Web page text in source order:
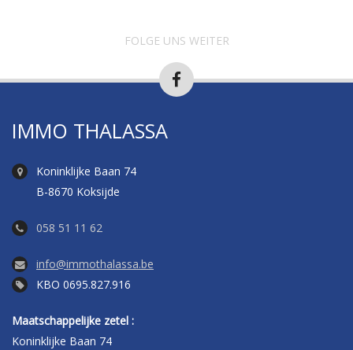
FOLGE UNS WEITER
IMMO THALASSA
Koninklijke Baan 74
B-8670 Koksijde
058 51 11 62
info@immothalassa.be
KBO 0695.827.916
Maatschappelijke zetel :
Koninklijke Baan 74